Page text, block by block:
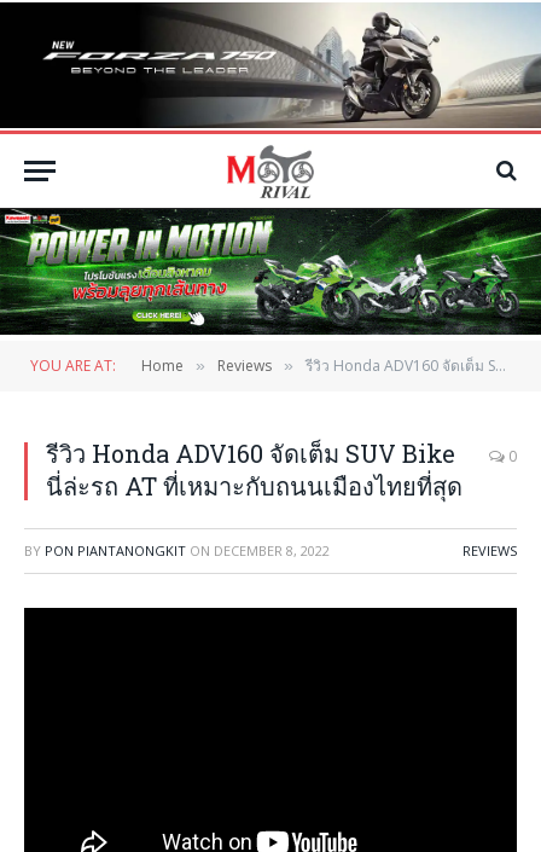
YOU ARE AT: Home » Reviews » รีวิว Honda ADV160 จัดเต็ม SUV Bike นี่ล่ะรถ AT ที่เหมาะกับถนนเมืองไทยที่สุด
รีวิว Honda ADV160 จัดเต็ม SUV Bike
นี่ล่ะรถ AT ที่เหมาะกับถนนเมืองไทยที่สุด
0
BY PON PIANTANONGKIT ON DECEMBER 8, 2022 REVIEWS